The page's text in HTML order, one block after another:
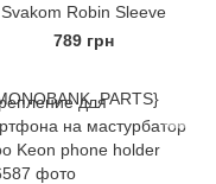
Svakom Robin Sleeve
789 грн